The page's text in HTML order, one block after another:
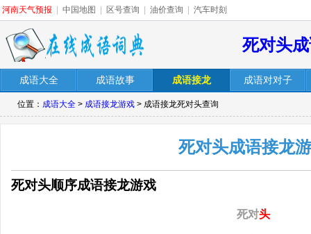
河南天气预报 中国地图 区号查询 油价查询 汽车时刻
死对头
成语大全 成语故事 成语接龙 成语对对子
位置： 成语大全 > 成语接龙游戏 > 成语接龙死对头查询
死对头成语接龙
死对头顺序成语接龙游戏
死对头